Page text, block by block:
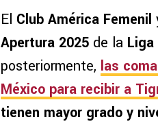
El Club América Femenil
Apertura 2025 de la Liga
posteriormente, las
México para recibir a
tienen mayor grado y